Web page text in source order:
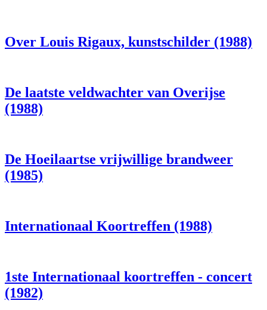
Over Louis Rigaux, kunstschilder (1988)
De laatste veldwachter van Overijse
(1988)
De Hoeilaartse vrijwillige brandweer
(1985)
Internationaal Koortreffen (1988)
1ste Internationaal koortreffen - concert
(1982)